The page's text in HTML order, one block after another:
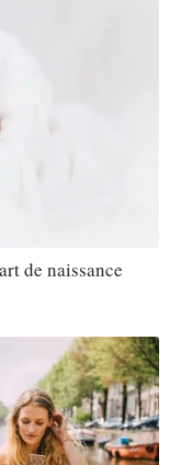
de naissance